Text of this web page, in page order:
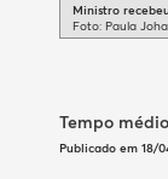
Ministro
Foto: Paula
Tempo
Publicado em 18/